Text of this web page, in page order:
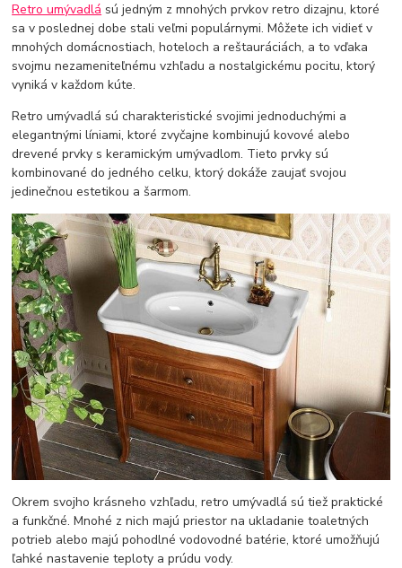
Retrо umývadlá sú jedným z mnohých prvkov retro dizajnu, ktoré
sa v poslednej dobe stali veľmi populárnymi. Môžete ich vidieť v
mnohých domácnostiach, hoteloch a reštauráciách, a to vďaka
svojmu nezameniteľnému vzhľadu a nostalgickému pocitu, ktorý
vyniká v každom kúte.
Retrо umývadlá sú charakteristické svojimi jednoduchými a
elegantnými líniami, ktoré zvyčajne kombinujú kovové alebo
drevené prvky s keramickým umývadlom. Tieto prvky sú
kombinované do jedného celku, ktorý dokáže zaujať svojou
jedinečnou estetikou a šarmom.
Okrem svojho krásneho vzhľadu, retro umývadlá sú tiež praktické
a funkčné. Mnohé z nich majú priestor na ukladanie toaletných
potrieb alebo majú pohodlné vodovodné batérie, ktoré umožňujú
ľahké nastavenie teploty a prúdu vody.